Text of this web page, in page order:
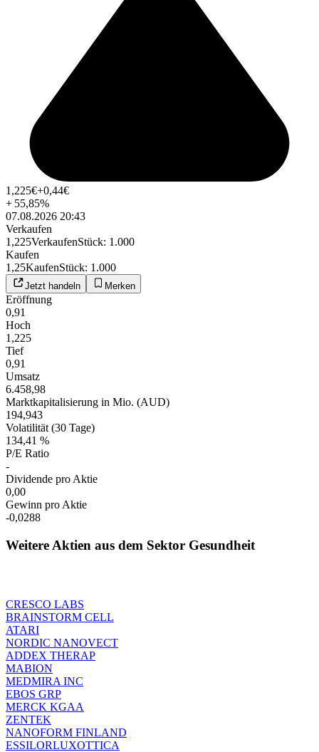
1,225€+0,44€
+ 55,85%
07.08.2026 20:43
Verkaufen
1,225VerkaufenStück: 1.000
Kaufen
1,25KaufenStück: 1.000
Jetzt handeln Merken
Eröffnung
0,91
Hoch
1,225
Tief
0,91
Umsatz
6.458,98
Marktkapitalisierung in Mio. (AUD)
194,943
Volatilität (30 Tage)
134,41 %
P/E Ratio
-
Dividende pro Aktie
0,00
Gewinn pro Aktie
-0,0288
Weitere Aktien aus dem Sektor Gesundheit
CRESCO LABS
BRAINSTORM CELL
ATARI
NORDIC NANOVECT
ADDEX THERAP
MABION
MEDMIRA INC
EBOS GRP
MERCK KGAA
ZENTEK
NANOFORM FINLAND
ESSILORLUXOTTICA